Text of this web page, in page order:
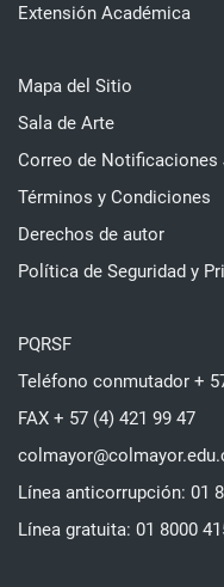
Extensión Académica
Mapa del Sitio
Sala de Arte
Correo de Notificaciones
Términos y Condiciones
Derechos de autor
Política de Seguridad y
PQRSF
Teléfono conmutador +
FAX + 57 (4) 421 99 47
Línea anticorrupción: 01
Línea gratuita: 01 8000